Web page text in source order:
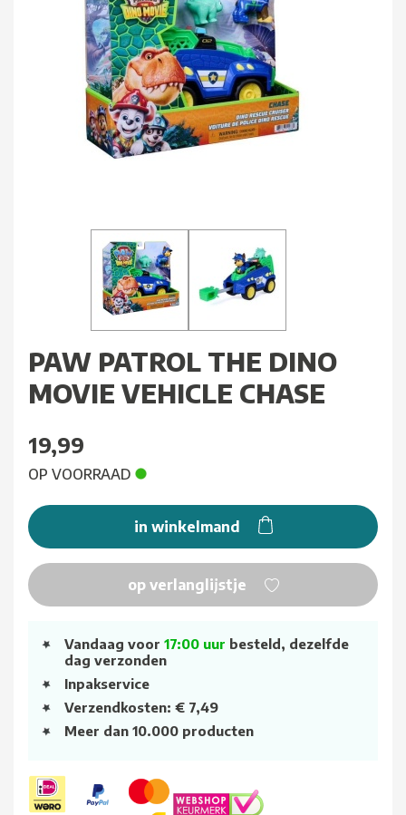
PAW PATROL THE DINO
MOVIE VEHICLE CHASE
19,99
OP VOORRAAD
in winkelmand
op verlanglijstje
Vandaag voor 17:00 uur besteld, dezelfde
dag verzonden
Inpakservice
Verzendkosten: € 7,49
Meer dan 10.000 producten